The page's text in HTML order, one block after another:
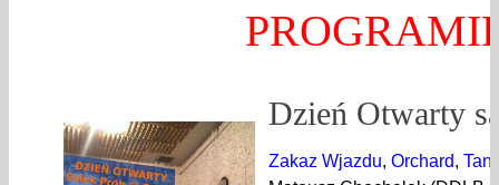
Dzień Otwarty
Zakaz Wjazdu, Orchard,